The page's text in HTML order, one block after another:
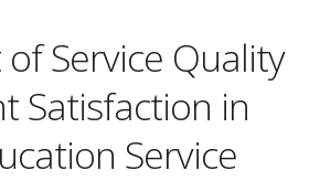
Service Quality
Satisfaction in
Service